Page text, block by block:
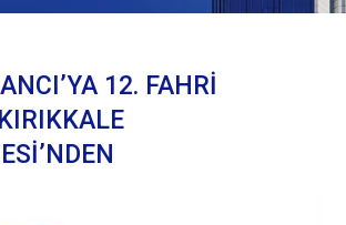
12. FAHRİ